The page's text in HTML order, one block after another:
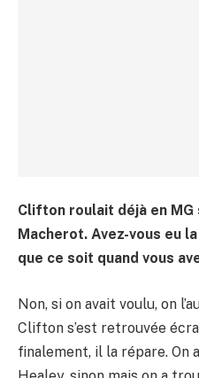
Clifton roulait déjà en MG
Macherot. Avez-vous eu
que ce soit quand vous
Non, si on avait voulu, on
Clifton s’est retrouvée
finalement, il la répare. On